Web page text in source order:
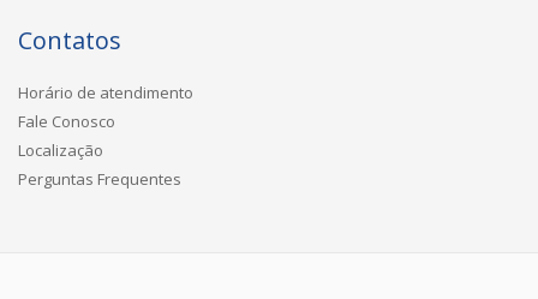
Contatos
Horário de atendimento
Fale Conosco
Localização
Perguntas Frequentes